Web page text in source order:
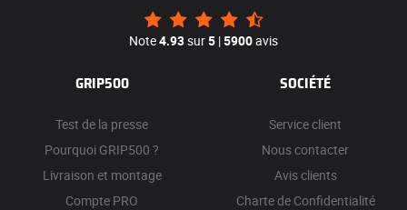
Note4.93sur5 |5900avis
GRIP500
Test de la presse
Pourquoi GRIP500 ?
Livraison et montage
Compte PRO
SOCIÉTÉ
Service client
Nous contacter
Avis clients
Charte de Confidentialité